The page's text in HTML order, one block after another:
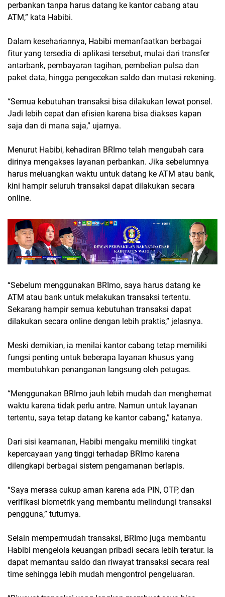
perbankan tanpa harus datang ke kantor cabang atau
ATM,” kata Habibi.
Dalam kesehariannya, Habibi memanfaatkan berbagai
fitur yang tersedia di aplikasi tersebut, mulai dari transfer
antarbank, pembayaran tagihan, pembelian pulsa dan
paket data, hingga pengecekan saldo dan mutasi rekening.
“Semua kebutuhan transaksi bisa dilakukan lewat ponsel.
Jadi lebih cepat dan efisien karena bisa diakses kapan
saja dan di mana saja,” ujarnya.
Menurut Habibi, kehadiran BRImo telah mengubah cara
dirinya mengakses layanan perbankan. Jika sebelumnya
harus meluangkan waktu untuk datang ke ATM atau bank,
kini hampir seluruh transaksi dapat dilakukan secara
online.
“Sebelum menggunakan BRImo, saya harus datang ke
ATM atau bank untuk melakukan transaksi tertentu.
Sekarang hampir semua kebutuhan transaksi dapat
dilakukan secara online dengan lebih praktis,” jelasnya.
Meski demikian, ia menilai kantor cabang tetap memiliki
fungsi penting untuk beberapa layanan khusus yang
membutuhkan penanganan langsung oleh petugas.
“Menggunakan BRImo jauh lebih mudah dan menghemat
waktu karena tidak perlu antre. Namun untuk layanan
tertentu, saya tetap datang ke kantor cabang,” katanya.
Dari sisi keamanan, Habibi mengaku memiliki tingkat
kepercayaan yang tinggi terhadap BRImo karena
dilengkapi berbagai sistem pengamanan berlapis.
“Saya merasa cukup aman karena ada PIN, OTP, dan
verifikasi biometrik yang membantu melindungi transaksi
pengguna,” tuturnya.
Selain mempermudah transaksi, BRImo juga membantu
Habibi mengelola keuangan pribadi secara lebih teratur. Ia
dapat memantau saldo dan riwayat transaksi secara real
time sehingga lebih mudah mengontrol pengeluaran.